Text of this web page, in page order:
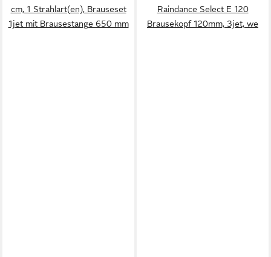
cm, 1 Strahlart(en), Brauseset
1jet mit Brausestange 650 mm
Raindance Select E 120
Brausekopf 120mm, 3jet, we